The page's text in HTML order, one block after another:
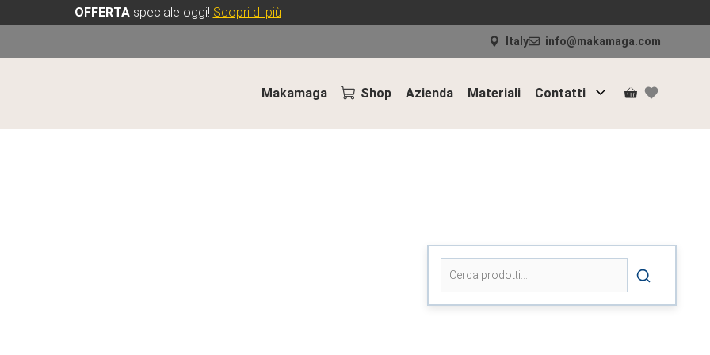
OFFERTAspeciale oggi! Scopri di più
Italy info@makamaga.com
Makamaga Shop Azienda Materiali Contatti
Cerca: